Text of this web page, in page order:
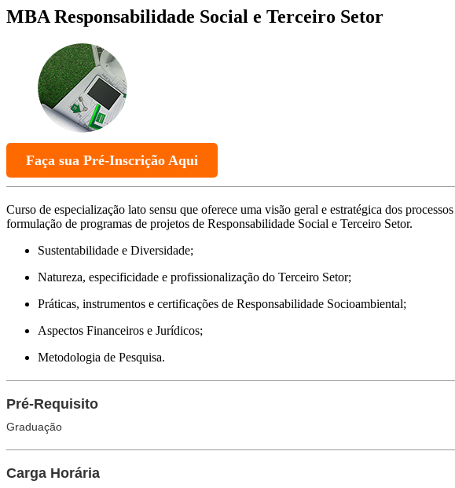
MBA Responsabilidade Social e Terceiro Setor
Faça sua Pré-Inscrição Aqui
Curso de especialização lato sensu que oferece uma visão geral e estratégica dos
formulação de programas de projetos de Responsabilidade Social e Terceiro Setor.
Sustentabilidade e Diversidade;
Natureza, especificidade e profissionalização do Terceiro Setor;
Práticas, instrumentos e certificações de Responsabilidade Socioambiental;
Aspectos Financeiros e Jurídicos;
Metodologia de Pesquisa.
Pré-Requisito
Graduação
Carga Horária